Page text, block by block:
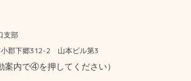
支部
郡下郷312-2 山本ビル第3
案内で④を押してください）